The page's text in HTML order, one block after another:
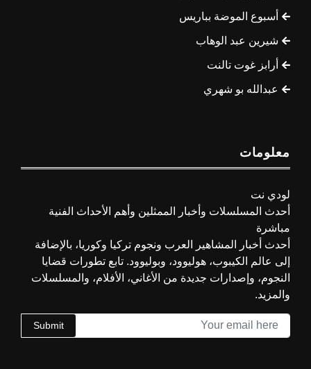
أسبوع الموضة بباريس
شيرين عبد الوهاب
أرابز غوت تالنت
عبدالله بو شهري
معلومات
لودي نت
أحدث المسلسلات وأخبار الممثلين وأهم الأحداث الفنية
مباشرة
أحدث أخبار المشاهير العرب ونجوم تركيا وكوريا، بالإضافة
إلى عالم الكيبوب، هوليوود، وبوليوود. تابع تطورات قضايا
النجوم، وإصدارات جديدة من الأغاني، الأفلام، والمسلسلات
والمزيد.
Submit